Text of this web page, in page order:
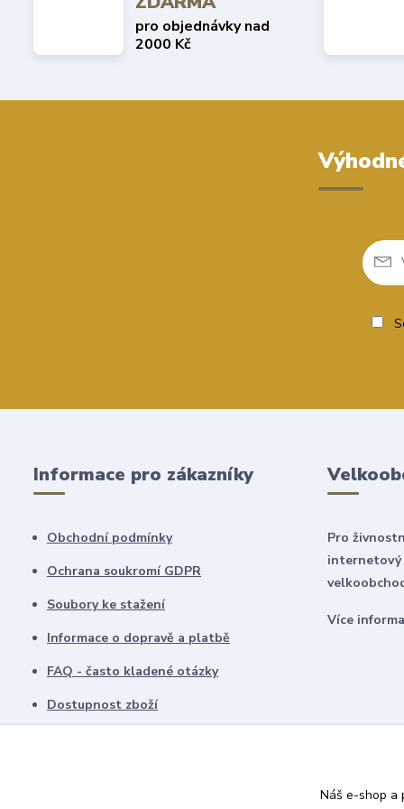
pro objednávky nad
2000 Kč
Informace pro zákazníky
Obchodní podmínky
Ochrana soukromí GDPR
Soubory ke stažení
Informace o dopravě a platbě
FAQ - často kladené otázky
Dostupnost zboží
Pro
internetový
Více
Náš e-shop a